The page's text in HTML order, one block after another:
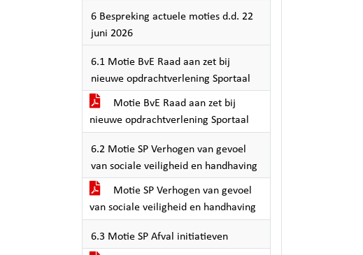
6 Bespreking actuele moties d.d. 22
juni 2026
6.1 Motie BvE Raad aan zet bij
nieuwe opdrachtverlening Sportaal
Motie BvE Raad aan zet bij
nieuwe opdrachtverlening Sportaal
6.2 Motie SP Verhogen van gevoel
van sociale veiligheid en handhaving
Motie SP Verhogen van gevoel
van sociale veiligheid en handhaving
6.3 Motie SP Afval initiatieven